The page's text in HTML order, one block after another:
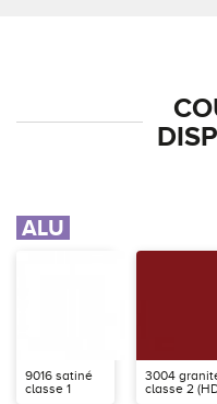
ALU
9016 satiné
classe 1
3004
classe 2